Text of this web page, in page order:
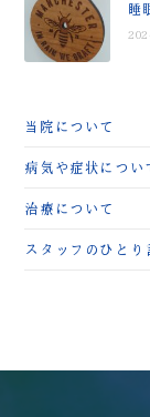
睡
当院について
病気や症状につい
治療について
スタッフのひとり